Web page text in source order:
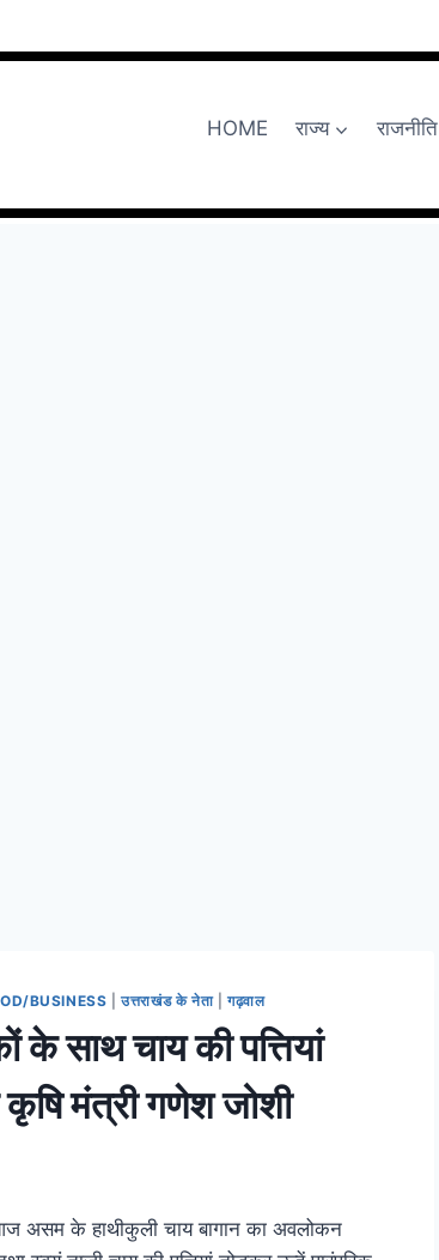
HOME राज्य राजनीति
BUSINESS |उत्तराखंड के नेता|गढ़वाल
के साथ चाय की पत्तियां
मंत्री गणेश जोशी
असम के हाथीकुली चाय बागान का अवलोकन